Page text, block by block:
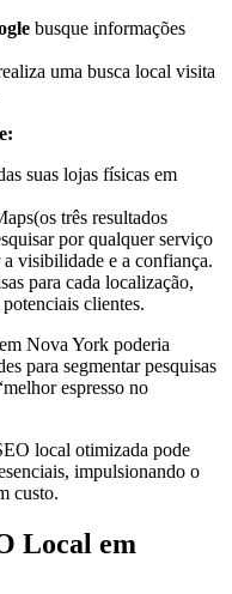
busque informações
uma busca local visita
suas lojas físicas em
três resultados
por qualquer serviço
visibilidade e a confiança.
para cada localização,
clientes.
Nova York poderia
para segmentar pesquisas
espresso no
local otimizada pode
impulsionando o
custo.
Local em